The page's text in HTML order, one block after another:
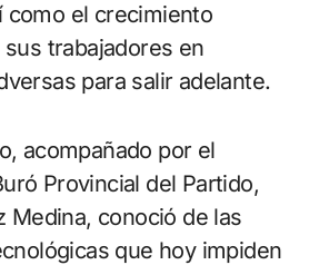
como el crecimiento
trabajadores en
para salir adelante.
acompañado por el
Provincial del Partido,
Medina, conoció de las
que hoy impiden